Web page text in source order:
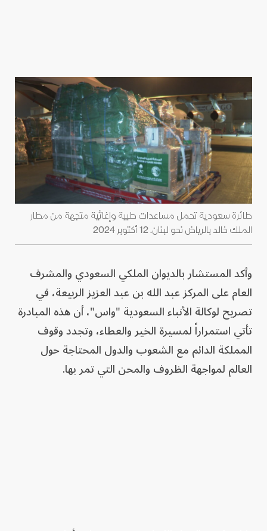
طائرة سعودية تحمل مساعدات طبية وإغاثية متجهة من مطار
الملك خالد بالرياض نحو لبنان. 12 أكتوبر 2024
وأكد المستشار بالديوان الملكي السعودي والمشرف
العام على المركز عبد الله بن عبد العزيز الربيعة، في
تصريح لوكالة الأنباء السعودية "واس"، أن هذه المبادرة
تأتي استمراراً لمسيرة الخير والعطاء، وتجدد وقوف
المملكة الدائم مع الشعوب والدول المحتاجة حول
العالم لمواجهة الظروف والمحن التي تمر بها.